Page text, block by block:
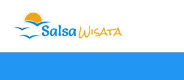
content